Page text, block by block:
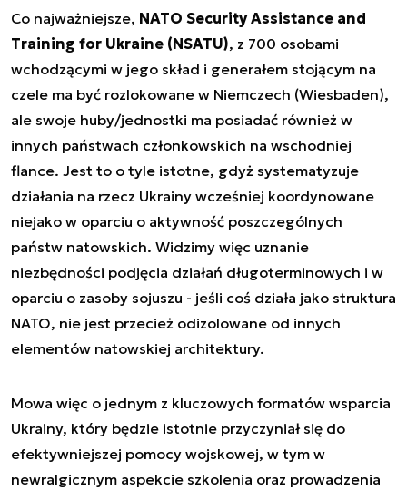
Co najważniejsze, NATO Security Assistance and
Training for Ukraine (NSATU), z 700 osobami
wchodzącymi w jego skład i generałem stojącym na
czele ma być rozlokowane w Niemczech (Wiesbaden),
ale swoje huby/jednostki ma posiadać również w
innych państwach członkowskich na wschodniej
flance. Jest to o tyle istotne, gdyż systematyzuje
działania na rzecz Ukrainy wcześniej koordynowane
niejako w oparciu o aktywność poszczególnych
państw natowskich. Widzimy więc uznanie
niezbędności podjęcia działań długoterminowych i w
oparciu o zasoby sojuszu - jeśli coś działa jako struktura
NATO, nie jest przecież odizolowane od innych
elementów natowskiej architektury.
Mowa więc o jednym z kluczowych formatów wsparcia
Ukrainy, który będzie istotnie przyczyniał się do
efektywniejszej pomocy wojskowej, w tym w
newralgicznym aspekcie szkolenia oraz prowadzenia